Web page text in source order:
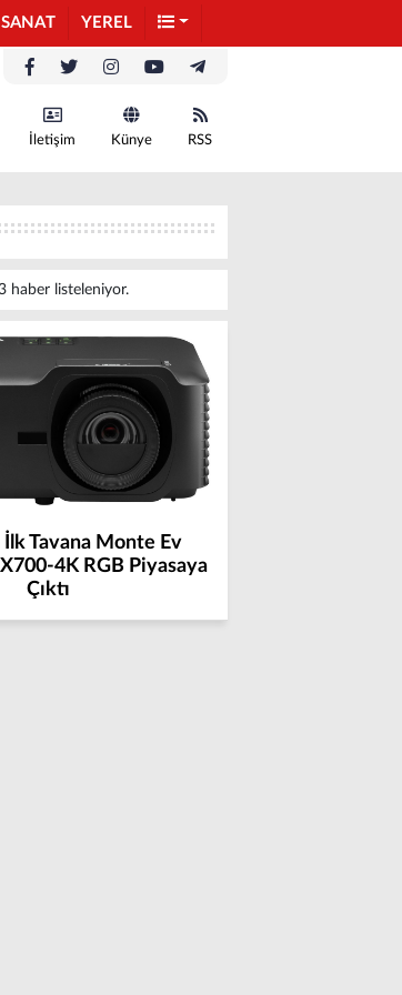
YEREL
İletişim Künye RSS
haber listeleniyor.
İlk Tavana Monte Ev
4K RGB Piyasaya
Çıktı